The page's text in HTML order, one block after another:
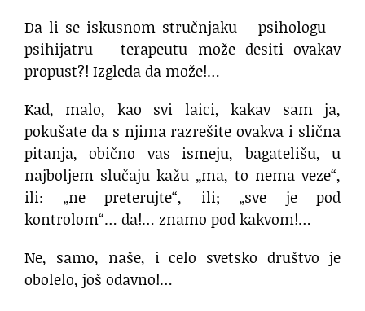
Da li se iskusnom stručnjaku – psihologu –
psihijatru – terapeutu može desiti ovakav
propust?! Izgleda da može!…
Kad, malo, kao svi laici, kakav sam ja,
pokušate da s njima razrešite ovakva i slična
pitanja, obično vas ismeju, bagatelišu, u
najboljem slučaju kažu „ma, to nema veze“,
ili: „ne preterujte“, ili; „sve je pod
kontrolom“… da!… znamo pod kakvom!…
Ne, samo, naše, i celo svetsko društvo je
obolelo, još odavno!…